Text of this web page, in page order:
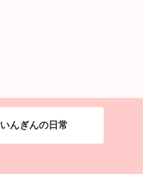
いんぎんの日常